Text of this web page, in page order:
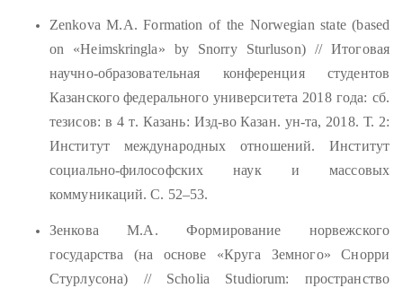
Zenkova M.A. Formation of the Norwegian state (based
on «Heimskringla» by Snorry Sturluson) //Итоговая
научно-образовательная конференция
студентов
Казанского федерального университета 2018 года: сб.
тезисов: в 4 т. Казань: Изд-во Казан. ун-та, 2018. Т. 2:
Институт международных отношений. Институт
социально-философских наук и массовых
коммуникаций. С. 52–53.
Зенкова М.А. Формирование норвежского
государства (на основе «Круга Земного» Снорри
Стурлусона) // Sсholia Studiorum: пространство